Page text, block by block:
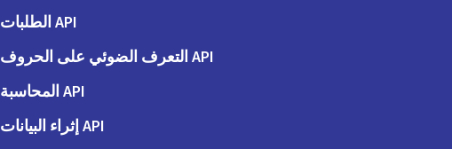
API الطلبات
API التعرف الضوئي على الحروف
API المحاسبة
API إثراء البيانات